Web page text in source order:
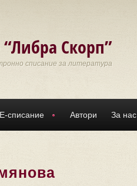
Скорп”
списание за литература
Е-списание Автори За нас